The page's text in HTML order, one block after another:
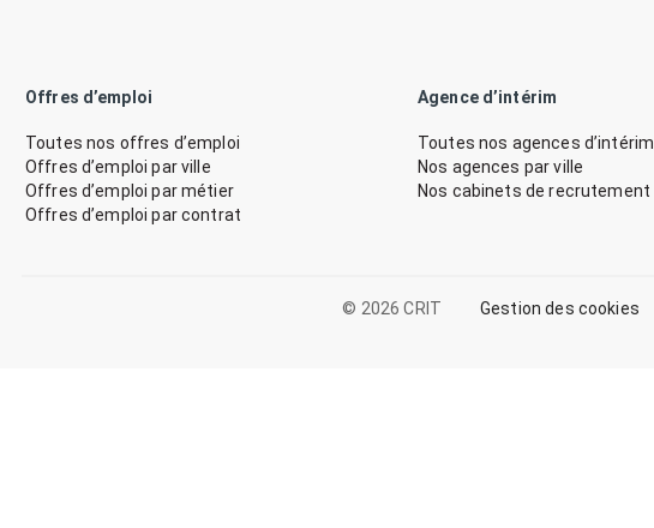
Offres d’emploi
Toutes nos offres d’emploi
Offres d’emploi par ville
Offres d’emploi par métier
Offres d’emploi par contrat
Agence d’intérim
Toutes nos agences d’intérim
Nos agences par ville
Nos cabinets de recrutement
© 2026 CRIT Gestion des cookies